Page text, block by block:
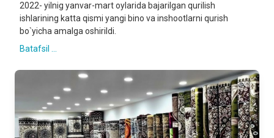
2022- yilnig yanvar-mart oylarida bajarilgan qurilish
ishlarining katta qismi yangi bino va inshootlarni qurish
bo`yicha amalga oshirildi.
Batafsil ...